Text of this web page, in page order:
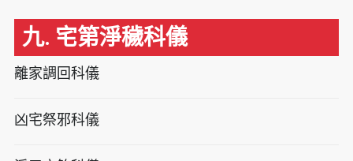
九. 宅第淨穢科儀
離家調回科儀
凶宅祭邪科儀